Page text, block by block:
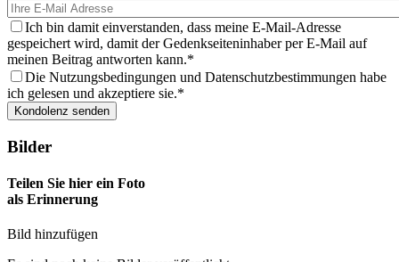
Ich bin damit einverstanden, dass meine E-Mail-Adresse
gespeichert wird, damit der Gedenkseiteninhaber per E-Mail auf
meinen Beitrag antworten kann.
Die Nutzungsbedingungen und Datenschutzbestimmungen habe
ich gelesen und akzeptiere sie.
Bilder
Teilen Sie hier ein Foto
als Erinnerung
Bild hinzufügen